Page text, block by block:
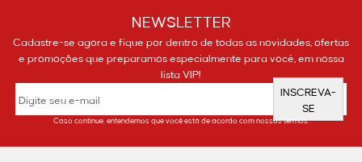
NEWSLETTER
Cadastre-se agora e fique por dentro de todas as novidades, ofertas
e promoções que preparamos especialmente para você, em nossa
lista VIP!
INSCREVA-
SE
Caso continue, entendemos que você está de acordo com nossos termos.